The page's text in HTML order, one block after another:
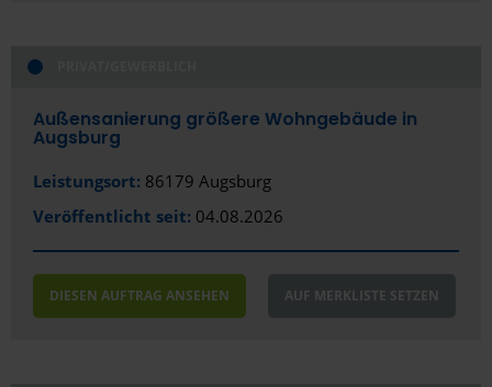
Brackenheim
Braunschweig
Bremen
Bremerhaven
Burg bei Magdeburg
Außensanierung größere Wohngebäude in
Augsburg
Leistungsort: 86179 Augsburg
Veröffentlicht seit: 04.08.2026
DIESEN AUFTRAG ANSEHEN AUF MERKLISTE SETZEN